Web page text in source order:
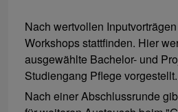
Nach wertvollen
Workshops stattfinden. Hier
ausgewählte Bachelor- und
Studiengang Pflege vorgestellt.
Nach einer Abschlussrunde